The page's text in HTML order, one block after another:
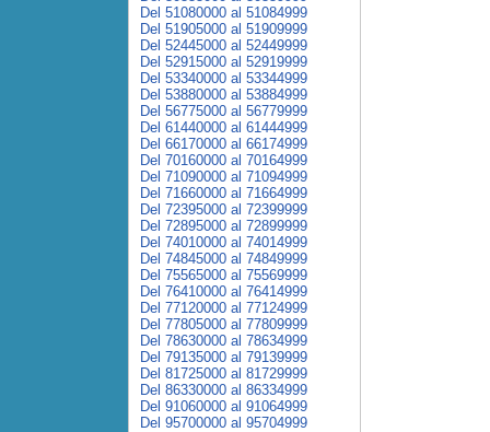
Del 51080000 al 51084999
Del 51905000 al 51909999
Del 52445000 al 52449999
Del 52915000 al 52919999
Del 53340000 al 53344999
Del 53880000 al 53884999
Del 56775000 al 56779999
Del 61440000 al 61444999
Del 66170000 al 66174999
Del 70160000 al 70164999
Del 71090000 al 71094999
Del 71660000 al 71664999
Del 72395000 al 72399999
Del 72895000 al 72899999
Del 74010000 al 74014999
Del 74845000 al 74849999
Del 75565000 al 75569999
Del 76410000 al 76414999
Del 77120000 al 77124999
Del 77805000 al 77809999
Del 78630000 al 78634999
Del 79135000 al 79139999
Del 81725000 al 81729999
Del 86330000 al 86334999
Del 91060000 al 91064999
Del 95700000 al 95704999